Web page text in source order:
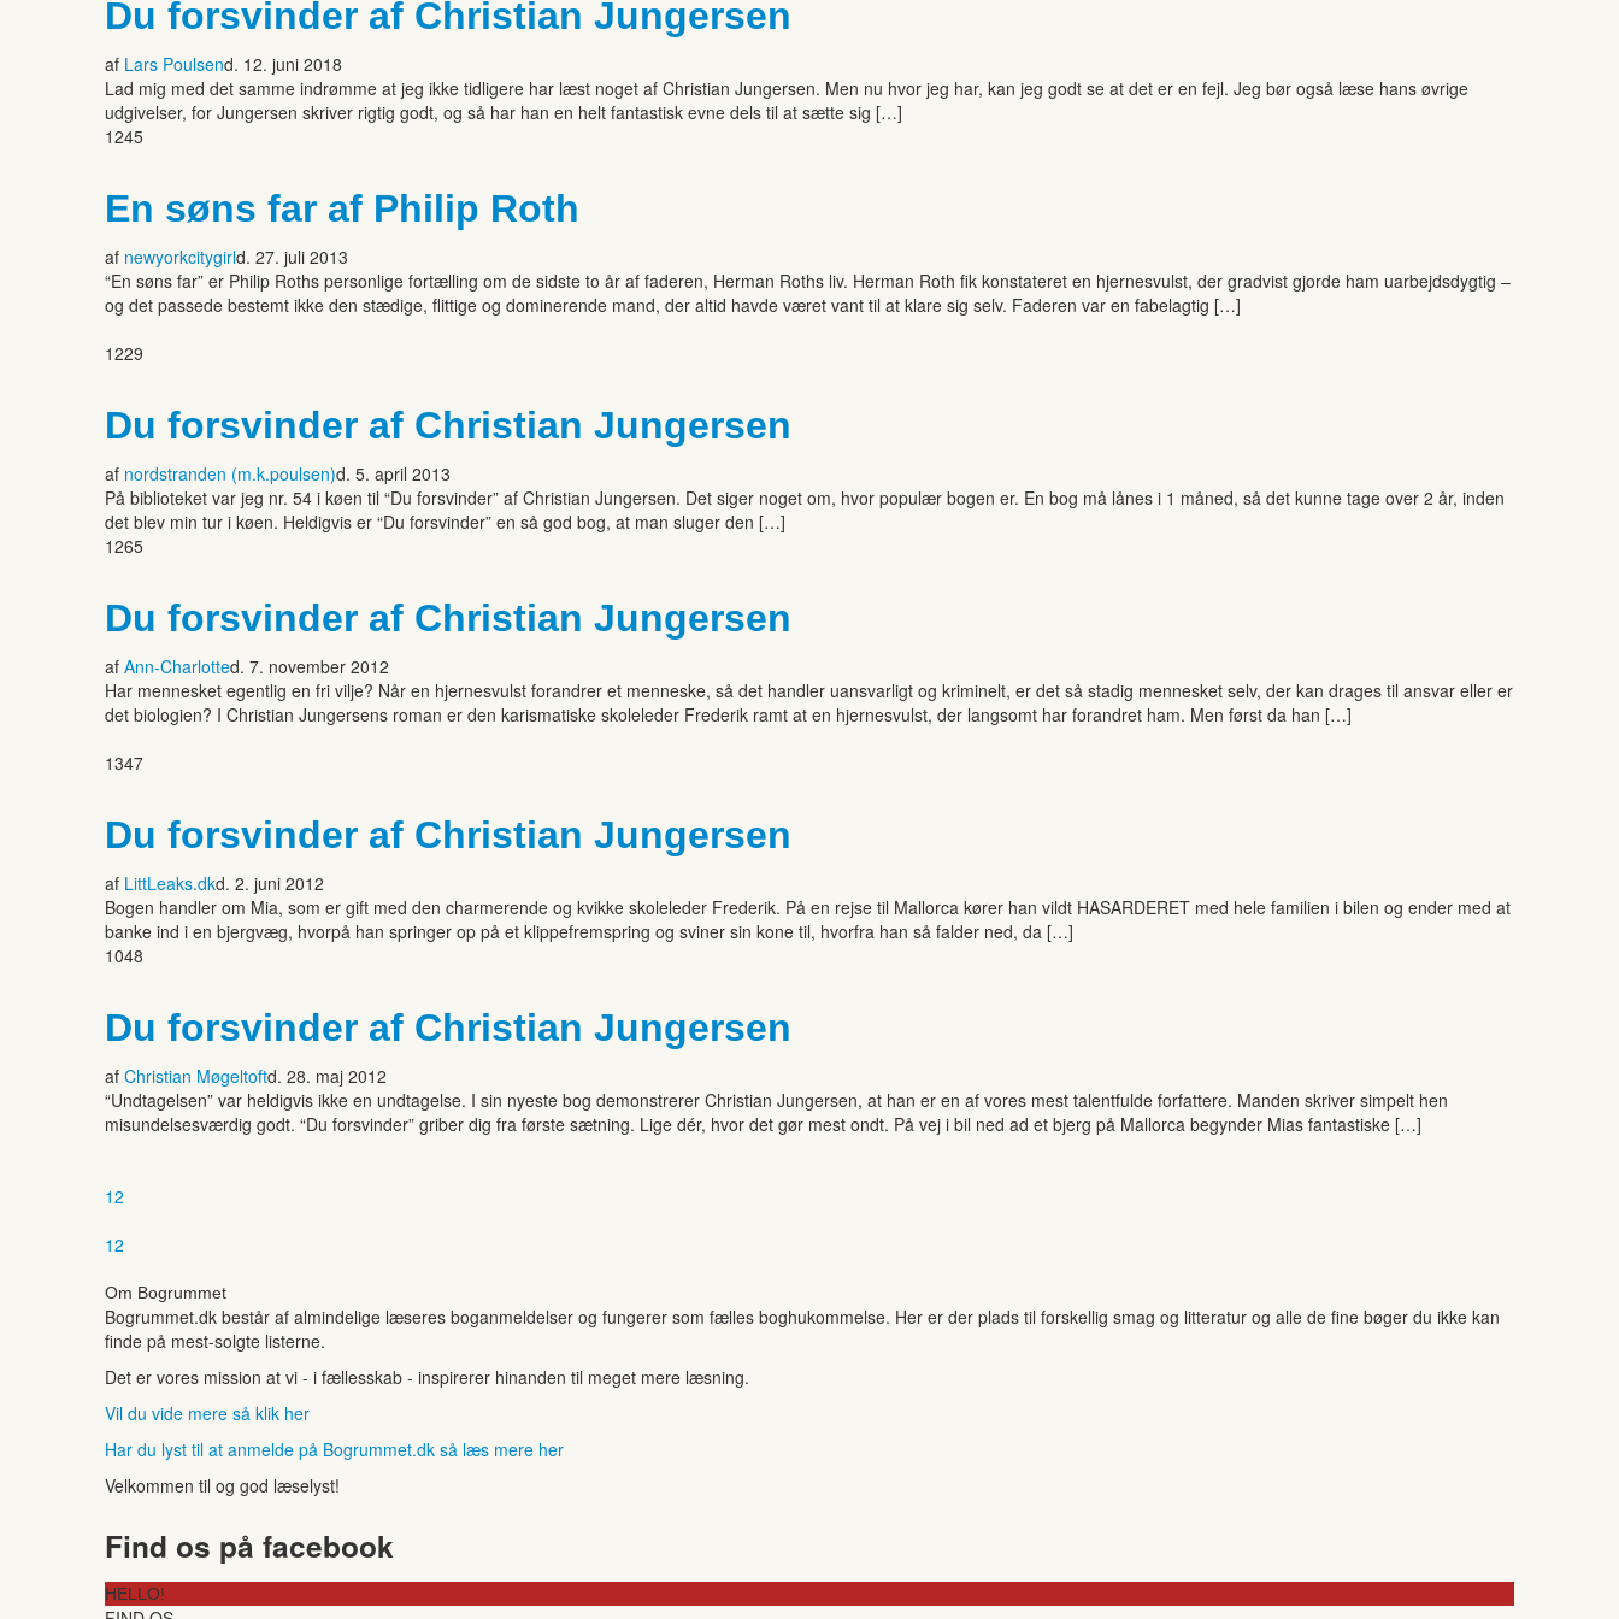
Du forsvinder af Christian Jungersen
af Lars Poulsend. 12. juni 2018
Lad mig med det samme indrømme at jeg ikke tidligere har læst noget af Christian Jungersen. Men nu hvor jeg har, kan jeg godt se at det er en fejl. Jeg bør også læse hans øvrige
udgivelser, for Jungersen skriver rigtig godt, og så har han en helt fantastisk evne dels til at sætte sig […]
1245
En søns far af Philip Roth
af newyorkcitygirld. 27. juli 2013
“En søns far” er Philip Roths personlige fortælling om de sidste to år af faderen, Herman Roths liv. Herman Roth fik konstateret en hjernesvulst, der gradvist gjorde ham uarbejdsdygtig –
og det passede bestemt ikke den stædige, flittige og dominerende mand, der altid havde været vant til at klare sig selv. Faderen var en fabelagtig […]
1229
Du forsvinder af Christian Jungersen
af nordstranden (m.k.poulsen)d. 5. april 2013
På biblioteket var jeg nr. 54 i køen til “Du forsvinder” af Christian Jungersen. Det siger noget om, hvor populær bogen er. En bog må lånes i 1 måned, så det kunne tage over 2 år, inden
det blev min tur i køen. Heldigvis er “Du forsvinder” en så god bog, at man sluger den […]
1265
Du forsvinder af Christian Jungersen
af Ann-Charlotted. 7. november 2012
Har mennesket egentlig en fri vilje? Når en hjernesvulst forandrer et menneske, så det handler uansvarligt og kriminelt, er det så stadig mennesket selv, der kan drages til ansvar eller er
det biologien? I Christian Jungersens roman er den karismatiske skoleleder Frederik ramt at en hjernesvulst, der langsomt har forandret ham. Men først da han […]
1347
Du forsvinder af Christian Jungersen
af LittLeaks.dkd. 2. juni 2012
Bogen handler om Mia, som er gift med den charmerende og kvikke skoleleder Frederik. På en rejse til Mallorca kører han vildt HASARDERET med hele familien i bilen og ender med at
banke ind i en bjergvæg, hvorpå han springer op på et klippefremspring og sviner sin kone til, hvorfra han så falder ned, da […]
1048
Du forsvinder af Christian Jungersen
af Christian Møgeltoftd. 28. maj 2012
“Undtagelsen” var heldigvis ikke en undtagelse. I sin nyeste bog demonstrerer Christian Jungersen, at han er en af vores mest talentfulde forfattere. Manden skriver simpelt hen
misundelsesværdig godt. “Du forsvinder” griber dig fra første sætning. Lige dér, hvor det gør mest ondt. På vej i bil ned ad et bjerg på Mallorca begynder Mias fantastiske […]
12
12
Om Bogrummet
Bogrummet.dk består af almindelige læseres boganmeldelser og fungerer som fælles boghukommelse. Her er der plads til forskellig smag og litteratur og alle de fine bøger du ikke kan
finde på mest-solgte listerne.
Det er vores mission at vi - i fællesskab - inspirerer hinanden til meget mere læsning.
Vil du vide mere så klik her
Har du lyst til at anmelde på Bogrummet.dk så læs mere her
Velkommen til og god læselyst!
Find os på facebook
HELLO!